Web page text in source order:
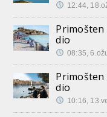
12:44,
Primošten
dio
08:35,
Primošten
dio
10:16,